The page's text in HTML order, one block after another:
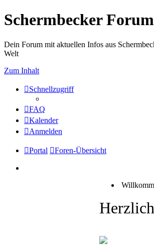
Schermbecker Forum
Dein Forum mit aktuellen Infos aus
Welt
Zum Inhalt
Schnellzugriff
FAQ
Kalender
Anmelden
Portal Foren-Übersicht
Herzlich